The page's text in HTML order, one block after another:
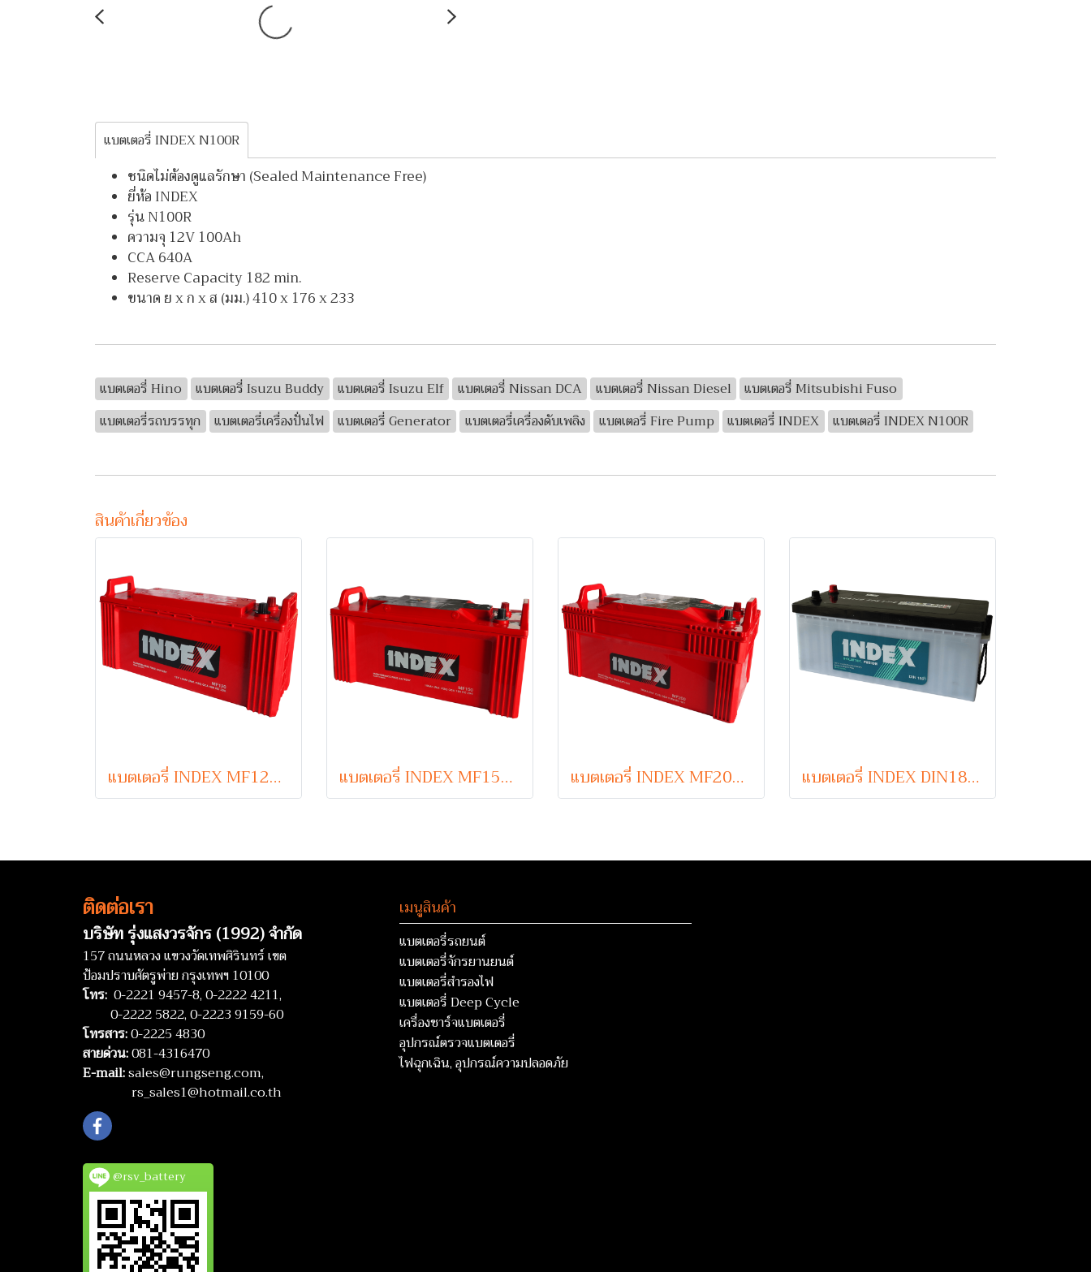
แบตเตอรี่ INDEX N100R
ชนิดไม่ต้องดูแลรักษา (Sealed Maintenance Free)
ยี่ห้อ INDEX
รุ่น N100R
ความจุ 12V 100Ah
CCA 640A
Reserve Capacity 182 min.
ขนาด ย x ก x ส (มม.) 410 x 176 x 233
แบตเตอรี่ Hino แบตเตอรี่ Isuzu Buddy แบตเตอรี่ Isuzu Elf แบตเตอรี่ Nissan DCA แบตเตอรี่ Nissan Diesel
แบตเตอรี่ Mitsubishi Fuso
แบตเตอรี่รถบรรทุก
แบตเตอรี่เครื่องปั่นไฟ แบตเตอรี่ Generator แบตเตอรี่เครื่องดับเพลิง แบตเตอรี่ Fire Pump แบตเตอรี่ INDEX แบตเตอรี่ INDEX N100R
สินค้าเกี่ยวข้อง
แบตเตอรี่ INDEX MF120 (Sealed Maintenance Free Type) 12V 120Ah แบตเตอรี่ INDEX MF150 (Sealed Maintenance Free Type) 12V 150Ah แบตเตอรี่ INDEX MF200 (Sealed Maintenance Free Type) 12V 200Ah แบตเตอรี่ INDEX DIN180 HD (Sealed Maintenance Free Type) 12V 180Ah
ติดต่อเรา
บริษัท รุ่งแสงวรจักร (1992) จำกัด
157 ถนนหลวง แขวงวัดเทพศิรินทร์ เขต
ป้อมปราบศัตรูพ่าย กรุงเทพฯ 10100
โทร: 0-2221 9457-8,0-2222 4211,
0-2222 5822,0-2223 9159-60
โทรสาร:0-2225 4830
สายด่วน:081-4316470
E-mail:sales@rungseng.com,
rs_sales1@hotmail.co.th
@rsv_battery
เมนูสินค้า
แบตเตอรี่รถยนต์
แบตเตอรี่จักรยานยนต์
แบตเตอรี่สำรองไฟ
แบตเตอรี่ Deep Cycle
เครื่องชาร์จแบตเตอรี่
อุปกรณ์ตรวจแบตเตอรี่
ไฟฉุกเฉิน, อุปกรณ์ความปลอดภัย